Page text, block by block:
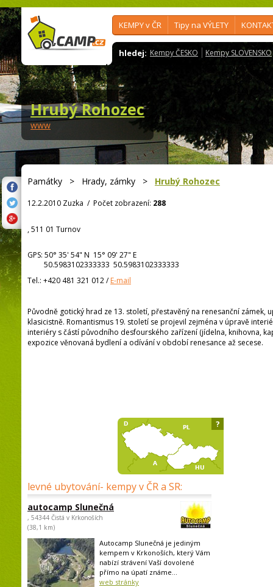
KEMPY v ČR Tipy na VÝLETY
hledej: Kempy ČESKO Kempy SLOVENSKO
Hrubý Rohozec
www
Památky > Hrady, zámky > Hrubý Rohozec
12.2.2010 Zuzka / Počet zobrazení: 288
, 511 01 Turnov
GPS: 50° 35' 54" N 15° 09' 27" E
50.5983102333333 50.5983102333333
Tel.: +420 481 321 012/E-mail
Původně gotický hrad ze 13. století, přestavěný na renesanční zámek,
klasicistně. Romantismus 19. století se projevil zejména v úpravě
interiéry s částí původního desfourského zařízení (jídelna, knihovna,
expozice věnovaná bydlení a odívání v období renesance až secese.
levné ubytování- kempy v ČR a SR:
autocamp Slunečná
, 54344 Čistá v Krkonoších
(38,1 km)
Autocamp Slunečná je jediným
kempem v Krkonoších, který Vám
nabízí strávení Vaší dovolené
přímo na úpatí známe...
web stránky
?